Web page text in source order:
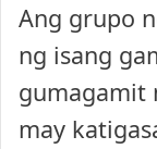
Ang grupo
ng isang
gumagamit
may